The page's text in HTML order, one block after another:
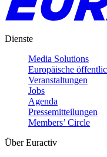
Dienste
Media Solutions
Europäische
Veranstaltungen
Jobs
Agenda
Pressemitteilungen
Members’ Circle
Über Euractiv